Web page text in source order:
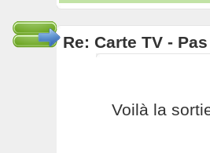
Re: Carte TV -
Voilà la